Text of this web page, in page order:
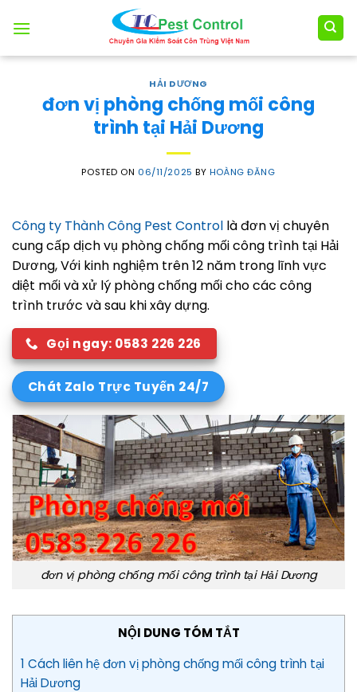
HẢI DƯƠNG
đơn vị phòng chống mối công
trình tại Hải Dương
POSTED ON 06/11/2025 BY HOÀNG ĐĂNG
Công ty Thành Công Pest Control là đơn vị chuyên
cung cấp dịch vụ phòng chống mối công trình tại Hải
Dương, Với kinh nghiệm trên 12 năm trong lĩnh vực
diệt mối và xử lý phòng chống mối cho các công
trình trước và sau khi xây dựng.
Gọi ngay: 0583 226 226
Chát Zalo Trực Tuyến 24/7
đơn vị phòng chống mối công trình tại Hải Dương
NỘI DUNG TÓM TẮT
1 Cách liên hệ đơn vị phòng chống mối công trình tại
Hải Dương